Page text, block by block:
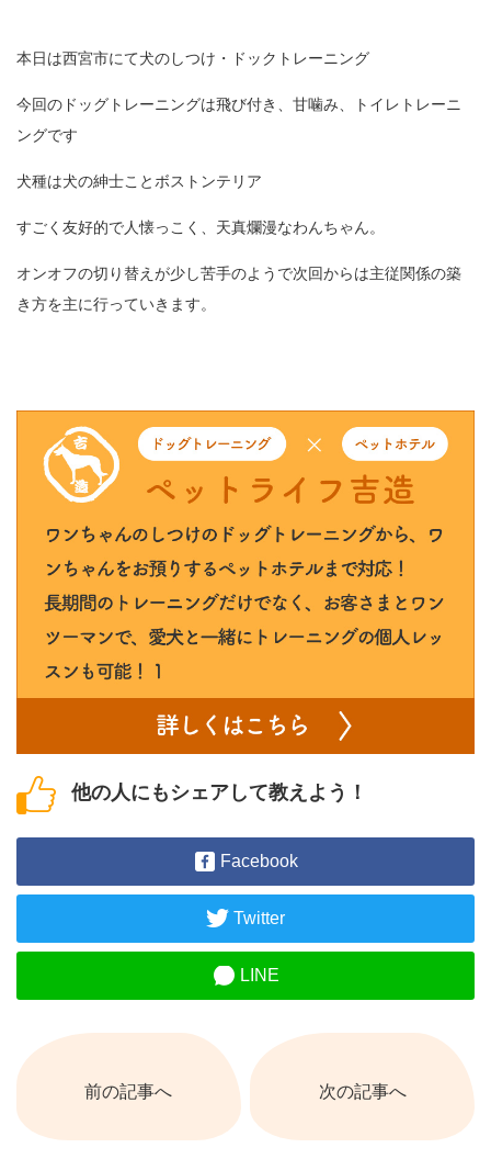
本日は西宮市にて犬のしつけ・ドックトレーニング
今回のドッグトレーニングは飛び付き、甘噛み、トイレトレーニ
ングです
犬種は犬の紳士ことボストンテリア
すごく友好的で人懐っこく、天真爛漫なわんちゃん。
オンオフの切り替えが少し苦手のようで次回からは主従関係の築
き方を主に行っていきます。
他の人にもシェアして教えよう！
Facebook
Twitter
LINE
前の記事へ 次の記事へ